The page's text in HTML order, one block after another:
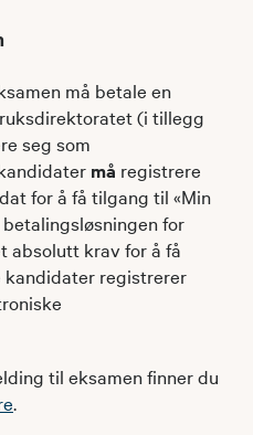
må betale en
(i tillegg
seg som
må registrere
for å få tilgang til «Min
for
absolutt krav for å få
registrerer
til eksamen finner du
.